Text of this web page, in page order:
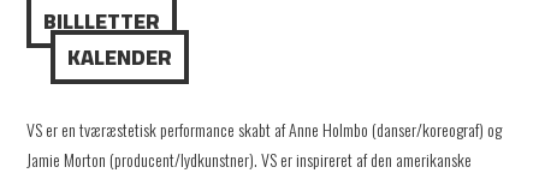
BILLLETTER
KALENDER
VS er en tværæstetisk performance skabt af Anne Holmbo (danser/koreograf) og
Jamie Morton (producent/lydkunstner). VS er inspireret af den amerikanske